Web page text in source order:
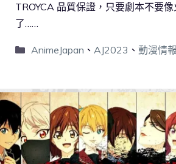
TROYCA 品質保證，只要劇本不要
了……
AnimeJapan 、 AJ2023 、 動漫情報